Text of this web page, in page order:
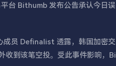
台 Bithumb 发布公告承认今日
员 Definalist 透露，韩国加密
收到该笔空投。受此事件影响，